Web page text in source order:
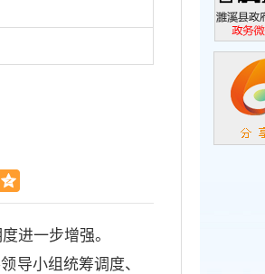
进一步增强。
导小组统筹调度、
濉溪县政
政务微信